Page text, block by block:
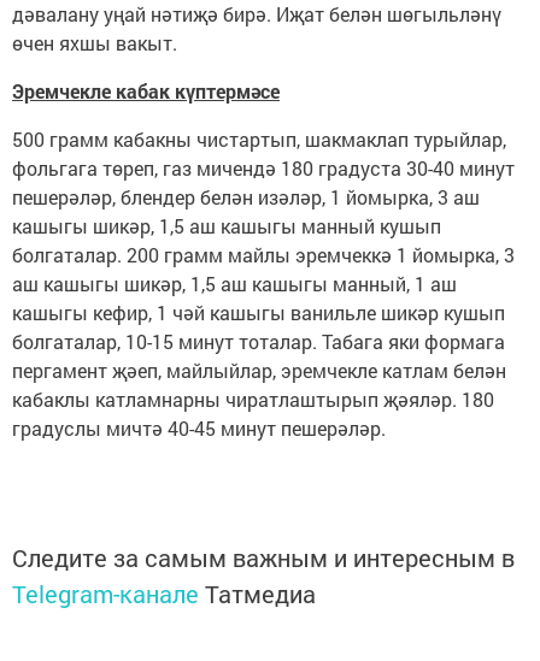
дәвалану уңай нәтиҗә бирә. Иҗат белән шөгыльләнү
өчен яхшы вакыт.
Эремчекле кабак күптермәсе
500 грамм кабакны чистартып, шакмаклап турыйлар,
фольгага төреп, газ мичендә 180 градуста 30-40 минут
пешерәләр, блендер белән изәләр, 1 йомырка, 3 аш
кашыгы шикәр, 1,5 аш кашыгы манный кушып
болгаталар. 200 грамм майлы эремчеккә 1 йомырка, 3
аш кашыгы шикәр, 1,5 аш кашыгы манный, 1 аш
кашыгы кефир, 1 чәй кашыгы ванильле шикәр кушып
болгаталар, 10-15 минут тоталар. Табага яки формага
пергамент җәеп, майлыйлар, эремчекле катлам белән
кабаклы катламнарны чиратлаштырып җәяләр. 180
градуслы мичтә 40-45 минут пешерәләр.
Следите за самым важным и интересным в
Telegram-канале Татмедиа